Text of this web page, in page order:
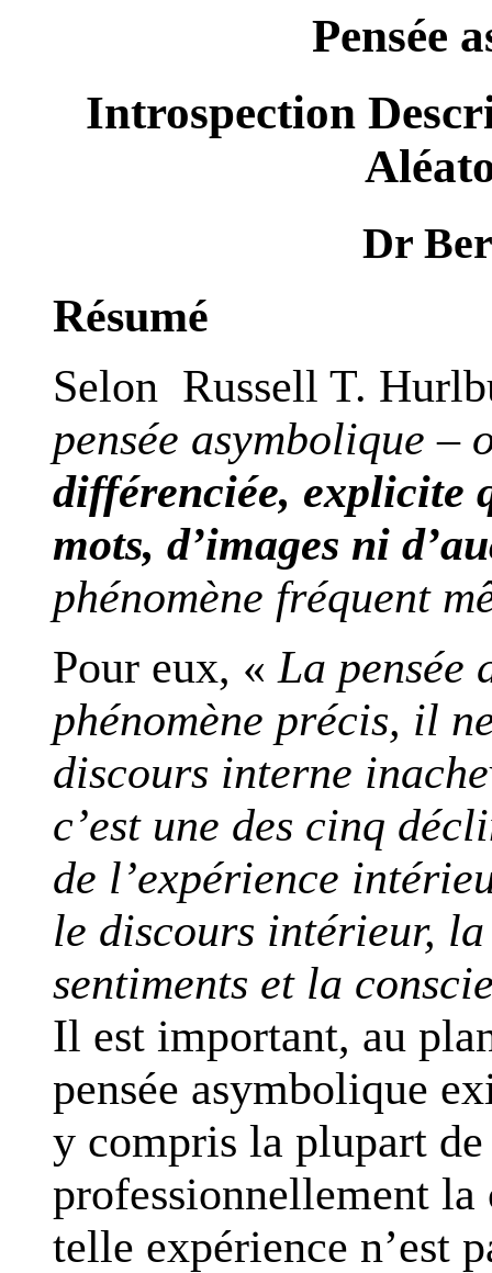
Pensée
Introspection
Dr
Résumé
Selon Russell T.
pensée asymbolique –
différenciée, explicite
mots, d’images ni
phénomène fréquent
Pour eux, « La pensée
phénomène précis, il
discours interne
c’est une des cinq
de l’expérience
le discours intérieur,
sentiments et la
Il est important, au
pensée asymbolique
y compris la plupart
professionnellement la
telle expérience n’est